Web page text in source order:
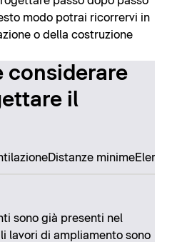
modo potrai ricorrervi in
o della costruzione
considerare
il
Distanze minime
sono già presenti nel
lavori di ampliamento sono